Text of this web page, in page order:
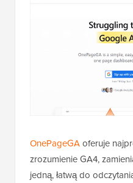
OnePageGAoferuje
zrozumienie GA4,
jedną, łatwą do